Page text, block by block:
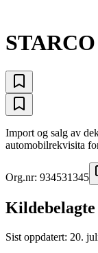
Import og salg av
automobilrekvisita
Org.nr: 934531345
Sist oppdatert: 20.